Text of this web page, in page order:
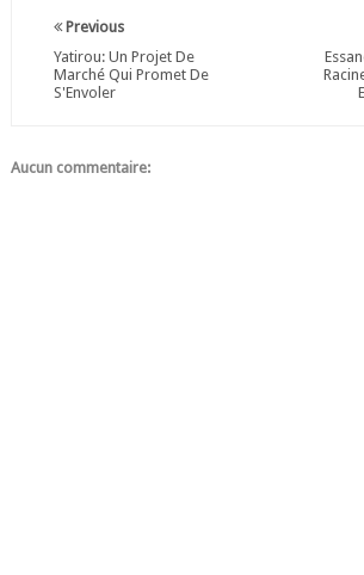
Previous
Yatirou: Un Projet De
Marché Qui Promet De
S'Envoler
Aucun commentaire: